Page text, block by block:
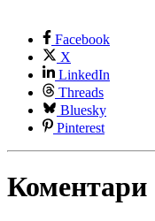
Facebook
X
LinkedIn
Threads
Bluesky
Pinterest
Коментари